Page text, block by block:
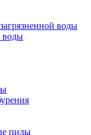
воды
воды
пилы